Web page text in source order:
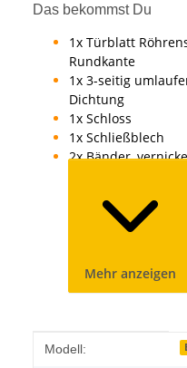
Das bekommst Du
1x Türblatt
Rundkante
1x 3-seitig
Dichtung
1x Schloss
1x Schließblech
2x Bänder,
Mehr anzeigen
Produkteigenschaft
Wert
Modell: